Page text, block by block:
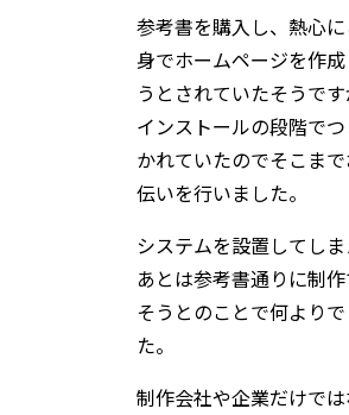
参考書を購入し、熱心に
身でホームページを作成
うとされていたそうです
インストールの段階で
かれていたのでそこま
伝いを行いました。
システムを設置してし
あとは参考書通りに制
そうとのことで何よりで
た。
制作会社や企業だけで